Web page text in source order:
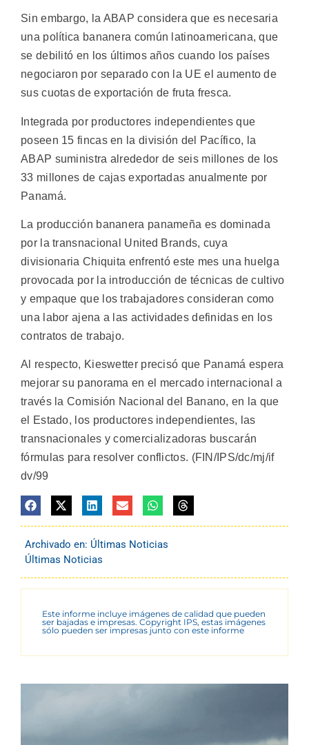
Sin embargo, la ABAP considera que es necesaria
una política bananera común latinoamericana, que
se debilitó en los últimos años cuando los países
negociaron por separado con la UE el aumento de
sus cuotas de exportación de fruta fresca.
Integrada por productores independientes que
poseen 15 fincas en la división del Pacífico, la
ABAP suministra alrededor de seis millones de los
33 millones de cajas exportadas anualmente por
Panamá.
La producción bananera panameña es dominada
por la transnacional United Brands, cuya
divisionaria Chiquita enfrentó este mes una huelga
provocada por la introducción de técnicas de cultivo
y empaque que los trabajadores consideran como
una labor ajena a las actividades definidas en los
contratos de trabajo.
Al respecto, Kieswetter precisó que Panamá espera
mejorar su panorama en el mercado internacional a
través la Comisión Nacional del Banano, en la que
el Estado, los productores independientes, las
transnacionales y comercializadoras buscarán
fórmulas para resolver conflictos. (FIN/IPS/dc/mj/if
dv/99
Archivado en: Últimas Noticias
Últimas Noticias
Este informe incluye imágenes de calidad que pueden
ser bajadas e impresas. Copyright IPS, estas imágenes
sólo pueden ser impresas junto con este informe